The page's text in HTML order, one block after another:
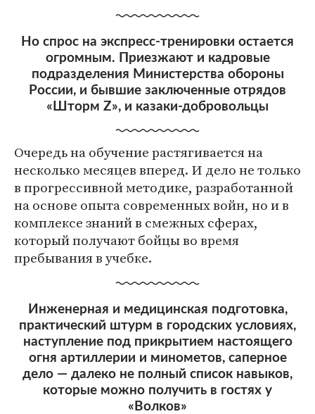
Но спрос на экспресс-тренировки остается
огромным. Приезжают и кадровые
подразделения Министерства обороны
России, и бывшие заключенные отрядов
«Шторм Z», и казаки-добровольцы
Очередь на обучение растягивается на
несколько месяцев вперед. И дело не только
в прогрессивной методике, разработанной
на основе опыта современных войн, но и в
комплексе знаний в смежных сферах,
который получают бойцы во время
пребывания в учебке.
Инженерная и медицинская подготовка,
практический штурм в городских условиях,
наступление под прикрытием настоящего
огня артиллерии и минометов, саперное
дело — далеко не полный список навыков,
которые можно получить в гостях у
«Волков»